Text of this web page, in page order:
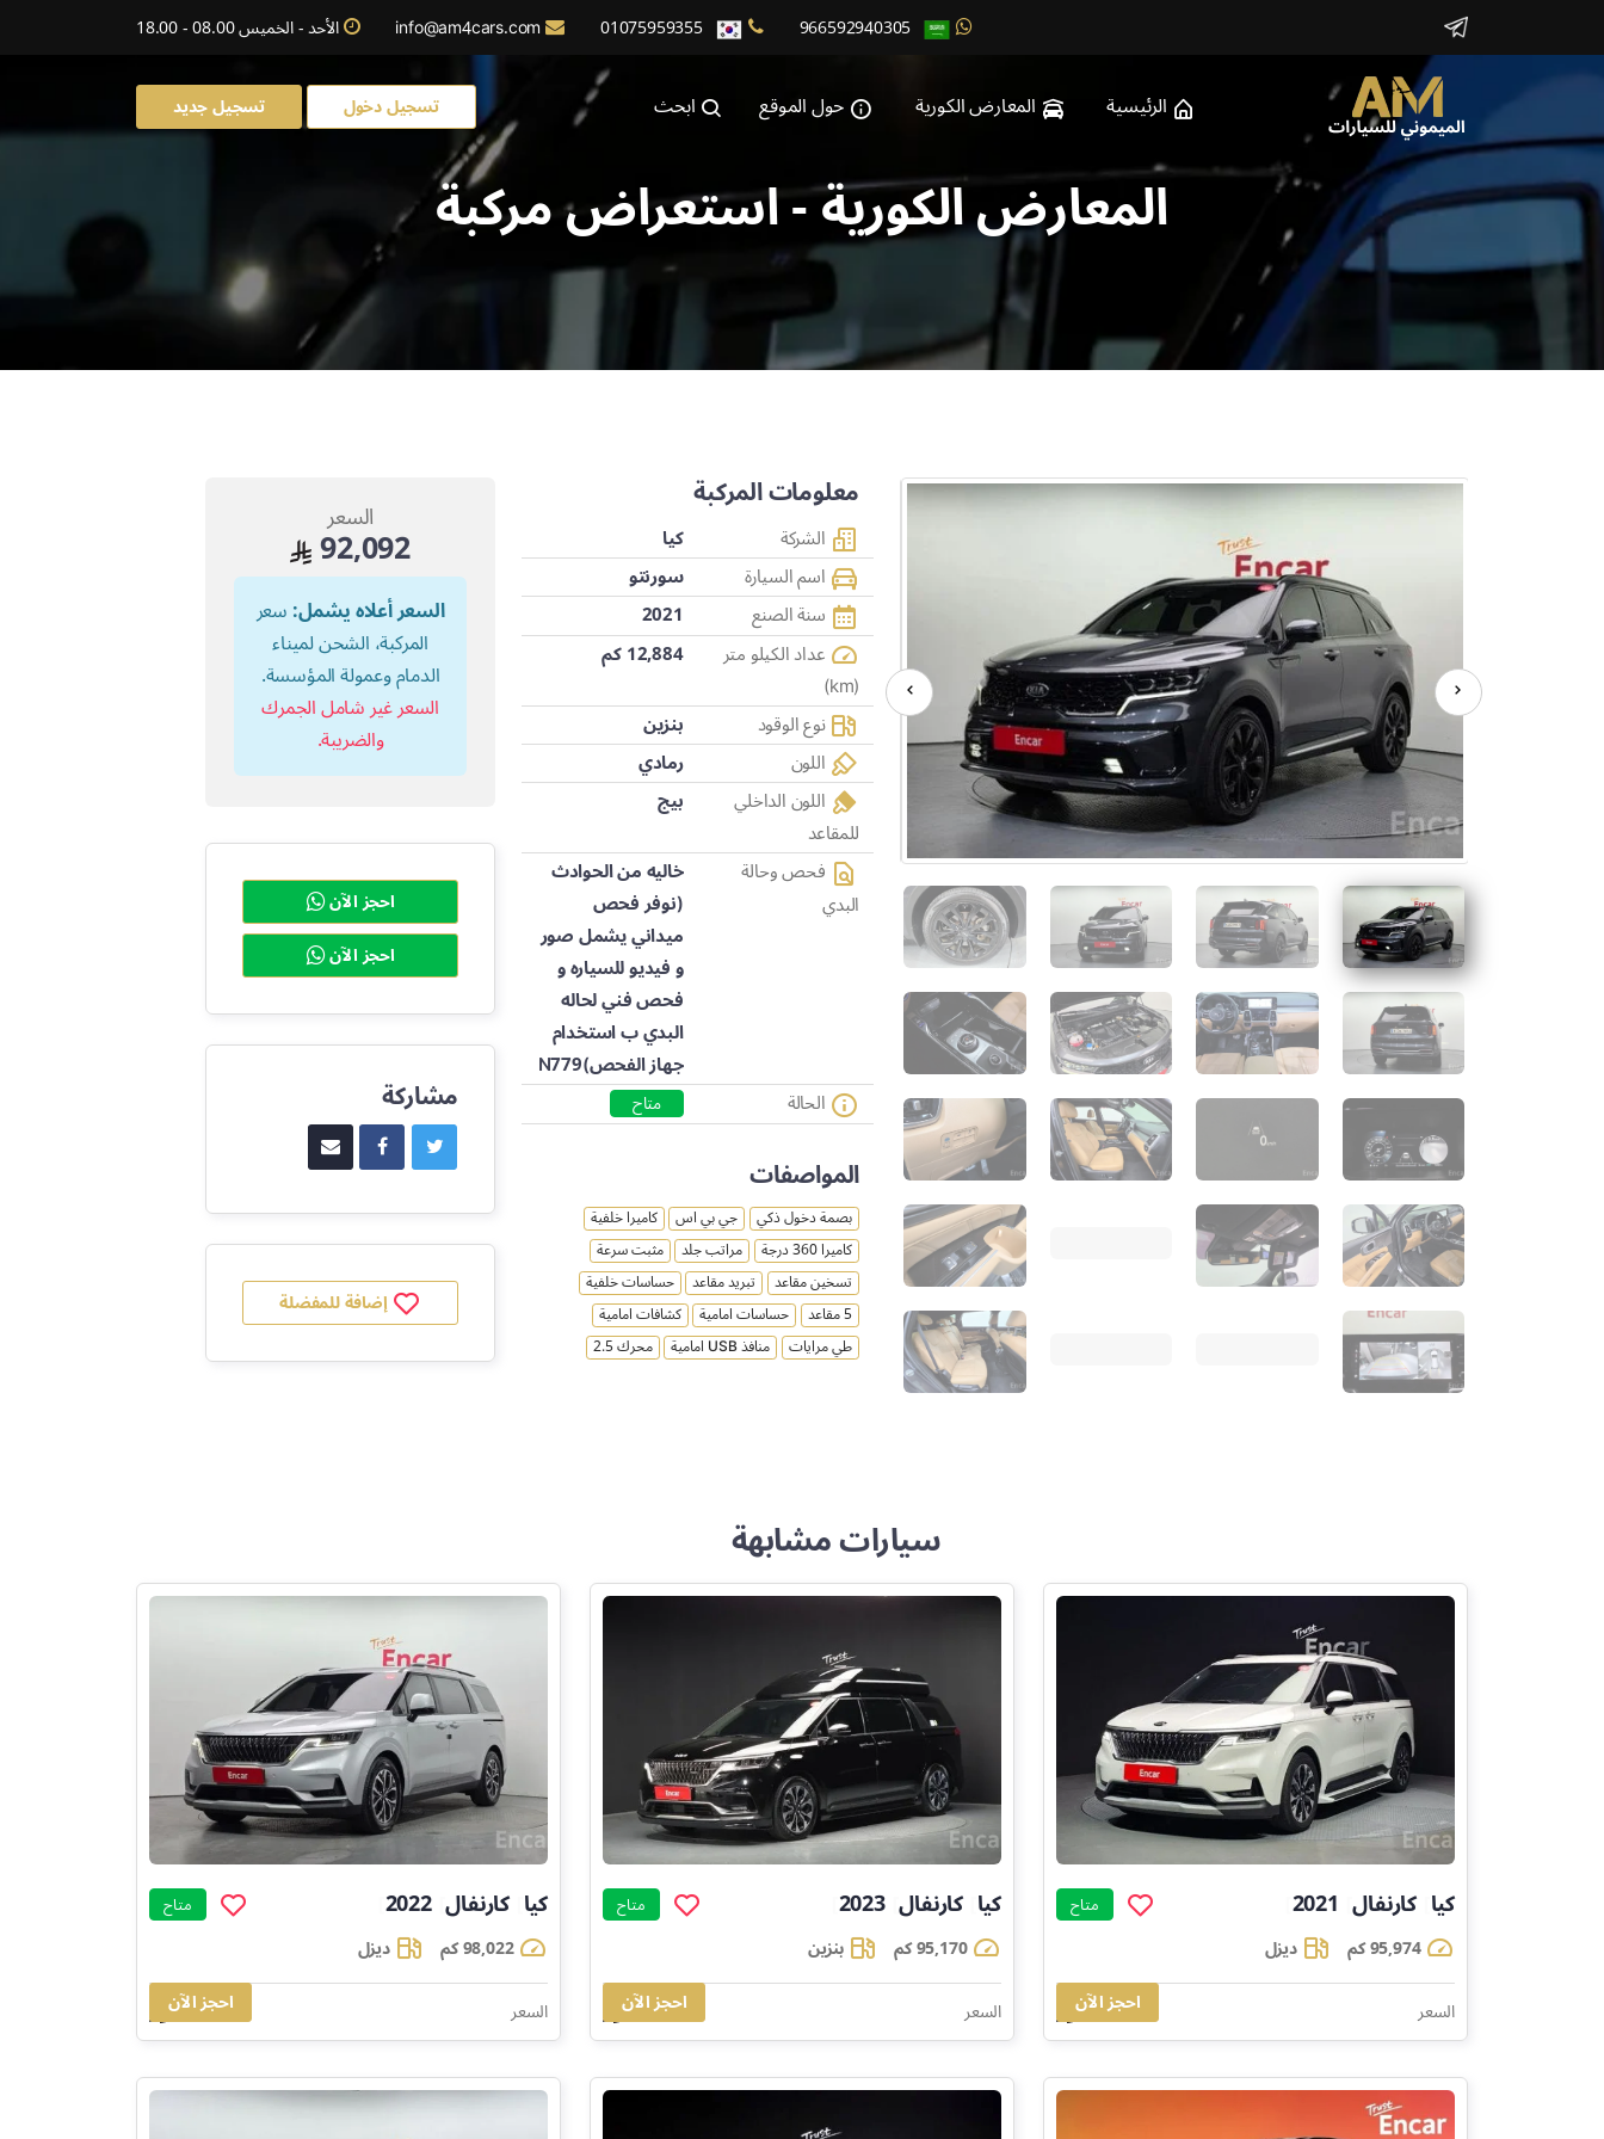
966592940305
01075959355
info@am4cars.com الأحد - الخميس 08.00 - 18.00
الرئيسية المعارض الكورية حول الموقع ابحث تسجيل دخول تسجيل جديد
المعارض الكورية - استعراض مركبة
معلومات المركبة
الشركة
كيا
اسم السيارة
سورنتو
سنة الصنع
2021
عداد الكيلو متر
(km)
12,884 كم
نوع الوقود
بنزين
اللون
رمادي
اللون الداخلي
للمقاعد
بيج
فحص وحالة
البدي
خاليه من الحوادث
(نوفر فحص
ميداني يشمل صور
و فيديو للسياره و
فحص فني لحاله
البدي ب استخدام
جهاز الفحص)N779
الحالة
متاح
المواصفات
بصمة دخول ذكي جي بي اس
كاميرا خلفية
كاميرا 360 درجة
مراتب جلد
مثبت سرعة
تسخين مقاعد
تبريد مقاعد
حساسات خلفية
5 مقاعد
حساسات امامية
كشافات امامية
طي مرايات
منافذ USB امامية محرك 2.5
السعر
92,092
السعر أعلاه يشمل:سعر
المركبة، الشحن لميناء
الدمام وعمولة المؤسسة.
السعر غير شامل الجمرك
والضريبة.
احجز الآن
احجز الآن
مشاركة
إضافة للمفضلة
سيارات مشابهة
كيا كارنفال]
2021 متاح
95,974 كم
ديزل
السعر
71,440
احجز الآن
كيا كارنفال]
2023 متاح
95,170 كم
بنزين
السعر
109,797
احجز الآن
كيا كارنفال]
2022 متاح
98,022 كم
ديزل
السعر
60,841
احجز الآن